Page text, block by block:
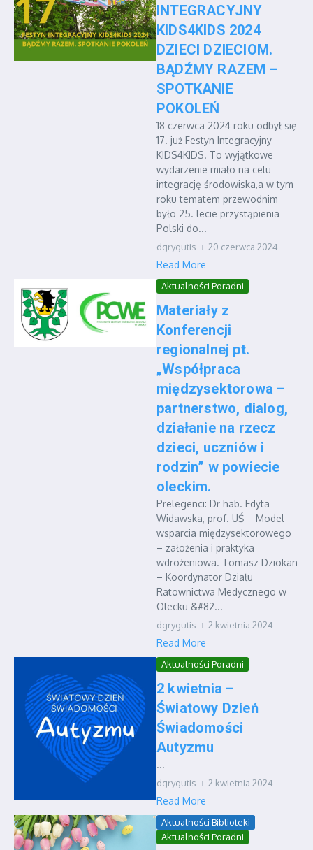
INTEGRACYJNY
KIDS4KIDS 2024
DZIECI DZIECIOM.
BĄDŹMY RAZEM –
SPOTKANIE
POKOLEŃ
18 czerwca 2024 roku odbył się
17. już Festyn Integracyjny
KIDS4KIDS. To wyjątkowe
wydarzenie miało na celu
integrację środowiska,a w tym
roku tematem przewodnim
było 25. lecie przystąpienia
Polski do...
dgrygutis 20 czerwca 2024
Read More
Aktualności Poradni
Materiały z
Konferencji
regionalnej pt.
„Współpraca
międzysektorowa –
partnerstwo, dialog,
działanie na rzecz
dzieci, uczniów i
rodzin” w powiecie
oleckim.
Prelegenci: Dr hab. Edyta
Widawska, prof. UŚ – Model
wsparcia międzysektorowego
– założenia i praktyka
wdrożeniowa. Tomasz Dziokan
– Koordynator Działu
Ratownictwa Medycznego w
Olecku &#82...
dgrygutis 2 kwietnia 2024
Read More
Aktualności Poradni
2 kwietnia –
Światowy Dzień
Świadomości
Autyzmu
...
dgrygutis 2 kwietnia 2024
Read More
Aktualności Biblioteki
Aktualności Poradni